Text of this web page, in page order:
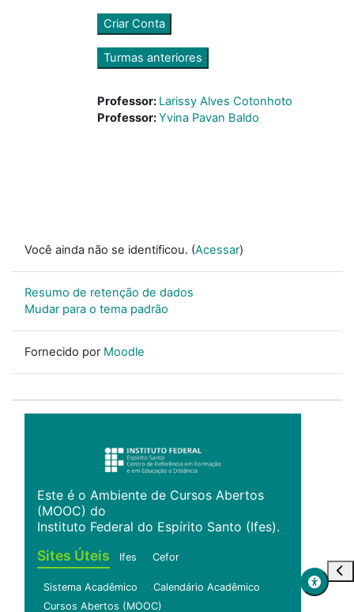
Criar Conta
Turmas anteriores
Professor: Larissy Alves Cotonhoto
Professor:Yvina Pavan Baldo
Você ainda não se identificou. (Acessar)
Resumo de retenção de dados
Mudar para o tema padrão
Fornecido por Moodle
Este é o Ambiente de Cursos Abertos
(MOOC) do
Instituto Federal do Espírito Santo (Ifes).
Sites Úteis Ifes Cefor
Sistema Acadêmico
Calendário Acadêmico
Cursos Abertos (MOOC)